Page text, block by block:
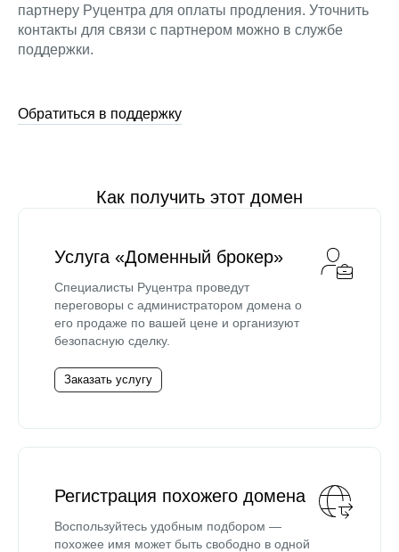
партнеру Руцентра для оплаты продления. Уточнить
контакты для связи с партнером можно в службе
поддержки.
Обратиться в поддержку
Как получить этот домен
Услуга «Доменный брокер»
Специалисты Руцентра проведут
переговоры с администратором домена о
его продаже по вашей цене и организуют
безопасную сделку.
Заказать услугу
Регистрация похожего домена
Воспользуйтесь удобным подбором —
похожее имя может быть свободно в одной